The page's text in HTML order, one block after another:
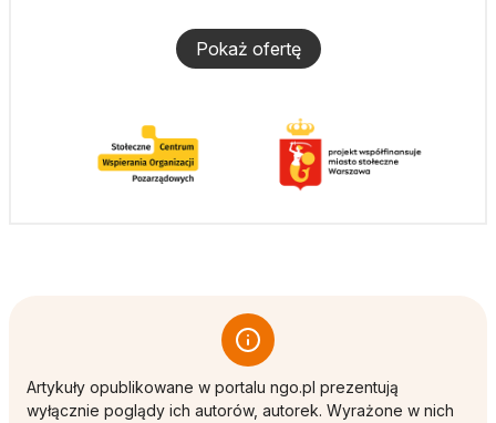
Pokaż ofertę
Artykuły opublikowane w portalu ngo.pl prezentują
wyłącznie poglądy ich autorów, autorek. Wyrażone w nich